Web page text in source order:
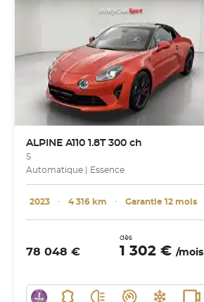
ALPINE A110 1.8T 300 ch
S
Automatique | Essence
2023 ･ 4 316 km ･ Garantie 12 mois
78 048 €
dès
1 302 € /mois